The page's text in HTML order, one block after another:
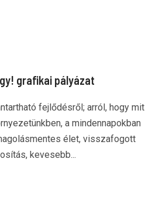
grafikai pályázat
fejlődésről; arról, hogy mit
a mindennapokban
élet, visszafogott
kevesebb...